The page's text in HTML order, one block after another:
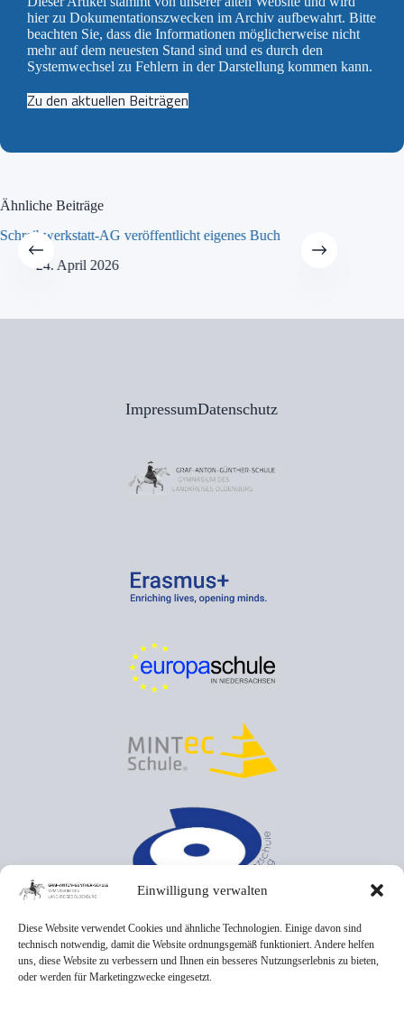
Einwilligung verwalten
Diese Website verwendet Cookies und ähnliche Technologien. Einige davon sind
technisch notwendig, damit die Website ordnungsgemäß funktioniert. Andere helfen
uns, diese Website zu verbessern und Ihnen ein besseres Nutzungserlebnis zu bieten,
oder werden für Marketingzwecke eingesetzt.
hier zu Dokumentationszwecken im Archiv aufbewahrt. Bitte
beachten Sie, dass die Informationen möglicherweise nicht
mehr auf dem neuesten Stand sind und es durch den
Systemwechsel zu Fehlern in der Darstellung kommen kann.
Zu den aktuellen Beiträgen
Ähnliche Beiträge
Schreibwerkstatt-AG veröffentlicht eigenes Buch
24. April 2026
ImpressumDatenschutz